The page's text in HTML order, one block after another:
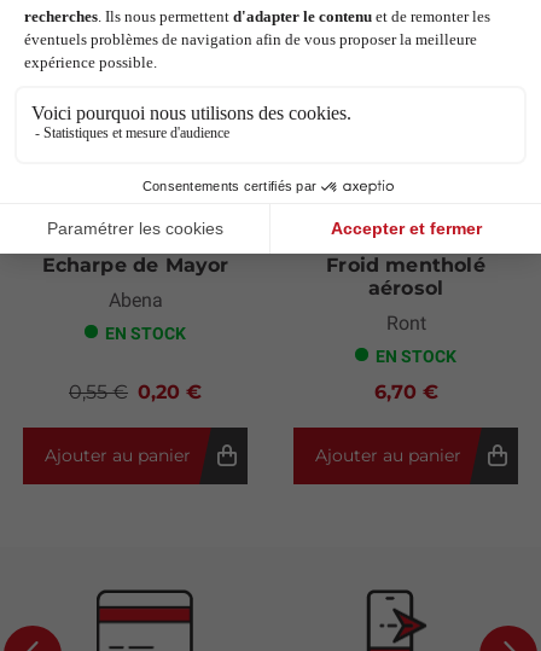
Echarpe de Mayor
Abena
EN STOCK
0,20 €
0,55 €
Ajouter au panier
Froid mentholé
aérosol
Ront
EN STOCK
6,70 €
Ajouter au panier